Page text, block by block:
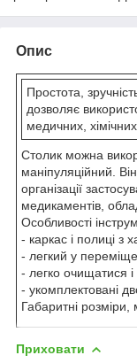
Опис
Простота,
дозволяє
медичних,
Столик можна
маніпуляційний.
організації
медикаментів,
Особливості
- каркас і полиці з
- легкий у
- легко очищатися і
- укомплектовані
Габаритні
Приховати